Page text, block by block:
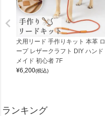
犬用リード 手作りキット 本革 ロ
ープ レザークラフト DIY ハンド
メイド 初心者 7F
¥6,200(税込)
ランキング